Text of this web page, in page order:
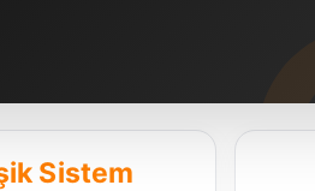
Sistem